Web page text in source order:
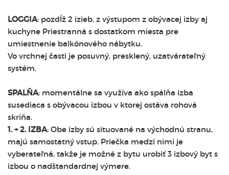
LOGGIA: pozdĺž 2 izieb, z výstupom z obývacej izby aj
kuchyne Priestranná s dostatkom miesta pre
umiestnenie balkónového nábytku.
Vo vrchnej časti je posuvný, presklený, uzatvárateľný
systém.
SPALŇA: momentálne sa využíva ako spálňa izba
susediaca s obývacou izbou v ktorej ostáva rohová
skriňa.
1. + 2. IZBA: Obe izby sú situované na východnú stranu,
majú samostatný vstup. Priečka medzi nimi je
vyberateľná, takže je možné z bytu urobiť 3 izbový byt s
izbou o nadštandardnej výmere.